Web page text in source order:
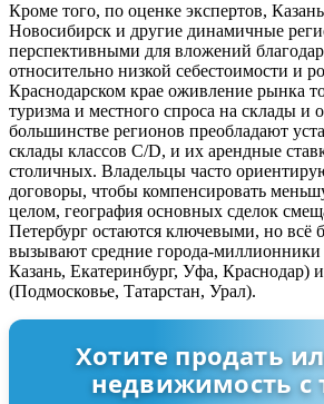
Кроме того, по оценке экспертов,
Новосибирск и другие динамичные
перспективными для вложений
относительно низкой себестоимости и
Краснодарском крае оживление рынка
туризма и местного спроса на склады и
большинстве регионов преобладают
склады классов C/D, и их арендные
столичных. Владельцы часто
договоры, чтобы компенсировать
целом, география основных сделок
Петербург остаются ключевыми, но всё
вызывают средние города-
Казань, Екатеринбург, Уфа, Краснодар)
(Подмосковье, Татарстан, Урал).
Хотите продать
недвижимость с